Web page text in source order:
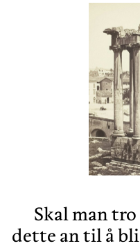
Skal man
dette an til å